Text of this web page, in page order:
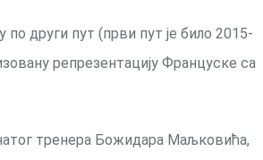
по други пут (први пут је било 2015-
репрезентацију Француске са
тренера Божидара Маљковића,